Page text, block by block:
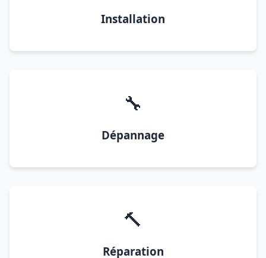
Installation
🔧
Dépannage
🔨
Réparation